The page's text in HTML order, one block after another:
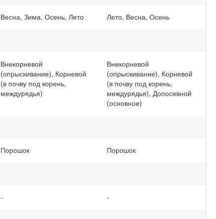
Весна, Зима, Осень, Лето Лето, Весна, Осень
Внекорневой
(опрыскивание), Корневой
(в почву под корень,
междурядья)
Внекорневой
(опрыскивание), Корневой
(в почву под корень,
междурядья), Допосевной
(основное)
Порошок Порошок
- -